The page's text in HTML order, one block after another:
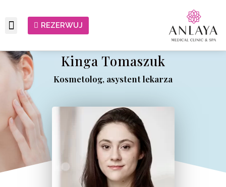
REZERWUJ
Kinga Tomaszuk
Kosmetolog, asystent lekarza